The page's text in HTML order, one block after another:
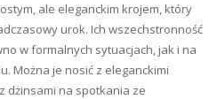
ale eleganckim krojem, który
urok. Ich wszechstronność
w formalnych sytuacjach, jak i na
Można je nosić z eleganckimi
dżinsami na spotkania ze